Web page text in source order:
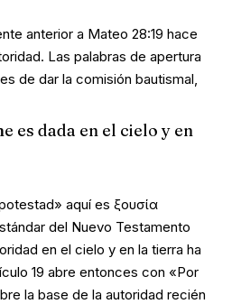
anterior a Mateo 28:19 hace
Las palabras de apertura
de dar la comisión bautismal,
es dada en el cielo y en
aquí es ἐξουσία
del Nuevo Testamento
en el cielo y en la tierra ha
19 abre entonces con «Por
la base de la autoridad recién